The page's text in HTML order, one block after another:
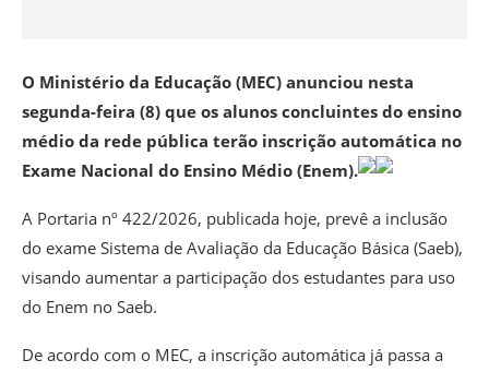
O Ministério da Educação (MEC) anunciou nesta
segunda-feira (8) que os alunos concluintes do ensino
médio da rede pública terão inscrição automática no
Exame Nacional do Ensino Médio (Enem).
A Portaria nº 422/2026, publicada hoje, prevê a inclusão
do exame Sistema de Avaliação da Educação Básica (Saeb),
visando aumentar a participação dos estudantes para uso
do Enem no Saeb.
De acordo com o MEC, a inscrição automática já passa a